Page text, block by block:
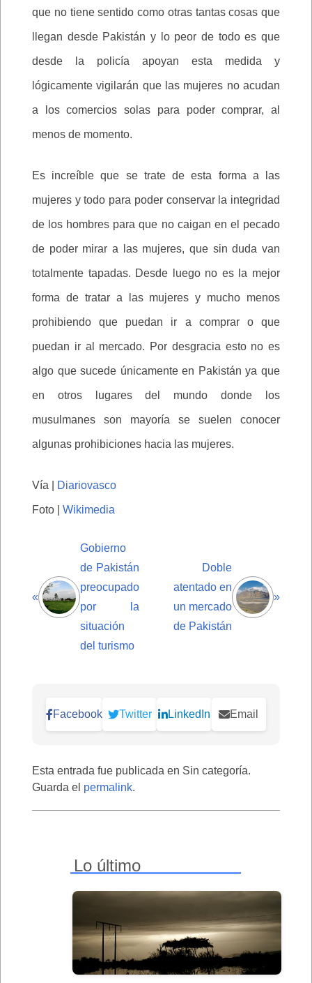
que no tiene sentido como otras tantas cosas que
llegan desde Pakistán y lo peor de todo es que
desde la policía apoyan esta medida y
lógicamente vigilarán que las mujeres no acudan
a los comercios solas para poder comprar, al
menos de momento.
Es increíble que se trate de esta forma a las
mujeres y todo para poder conservar la integridad
de los hombres para que no caigan en el pecado
de poder mirar a las mujeres, que sin duda van
totalmente tapadas. Desde luego no es la mejor
forma de tratar a las mujeres y mucho menos
prohibiendo que puedan ir a comprar o que
puedan ir al mercado. Por desgracia esto no es
algo que sucede únicamente en Pakistán ya que
en otros lugares del mundo donde los
musulmanes son mayoría se suelen conocer
algunas prohibiciones hacia las mujeres.
Vía | Diariovasco
Foto | Wikimedia
«
Gobierno
de Pakistán
preocupado
por la
situación
del turismo
Doble
atentado en
un mercado
de Pakistán
»
Facebook Twitter LinkedIn Email
Esta entrada fue publicada en Sin categoría.
Guarda el permalink.
Lo último